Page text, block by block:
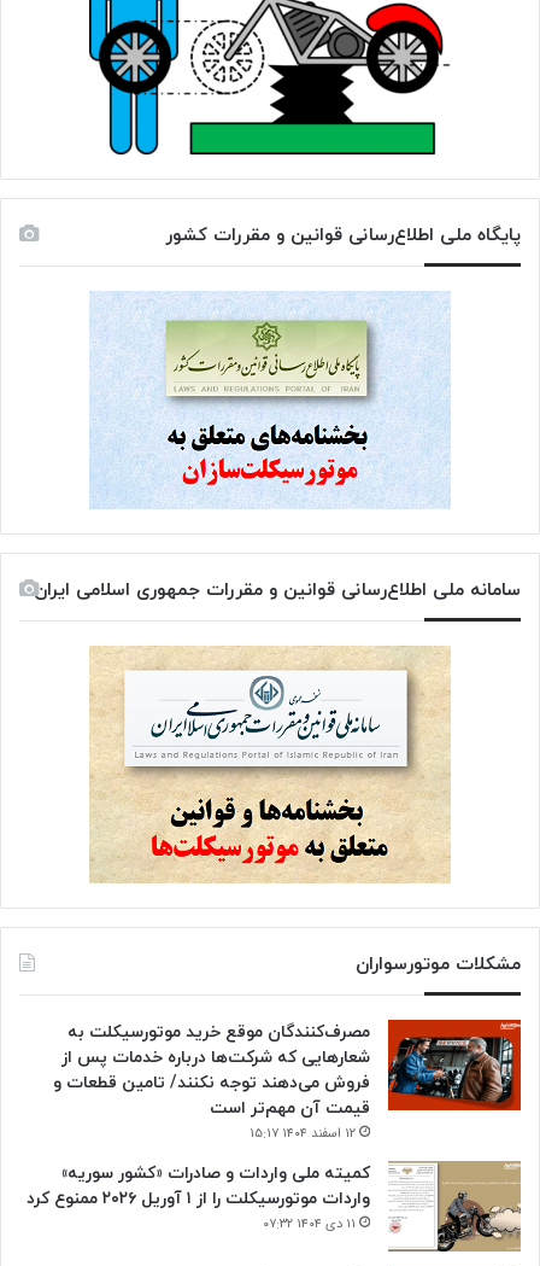
پایگاه ملی اطلاع‌رسانی قوانین و مقررات کشور
سامانه ملی اطلاع‌رسانی قوانین و مقررات جمهوری اسلامی ایران
مشکلات موتورسواران
مصرف‌کنندگان موقع خرید موتورسیکلت به
شعارهایی که شرکت‌ها درباره خدمات پس از
فروش می‌دهند توجه نکنند/ تامین قطعات و
قیمت آن مهم‌تر است
۱۲ اسفند ۱۴۰۴ ۱۵:۱۷
کمیته ملی واردات و صادرات «کشور سوریه»
واردات موتورسیکلت را از ۱ آوریل ۲۰۲۶ ممنوع کرد
۱۱ دی ۱۴۰۴ ۰۷:۳۲